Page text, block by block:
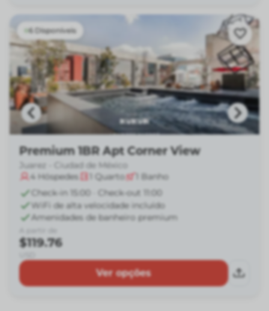
6 Disponíveis
Premium 1BR Apt Corner View
Juarez - Ciudad de México
4 Hóspedes Quarto
Banho
Check-in 15:00 · Check-out 11:00
WiFi de alta velocidade incluído
Amenidades de banheiro premium
$119.76
Ver opções